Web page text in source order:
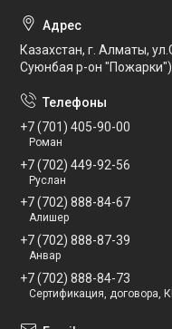
Казахстан, г. Алматы,
Суюнбая р-он
+7 (701) 405-90-00
Роман
+7 (702) 449-92-56
Руслан
+7 (702) 888-84-67
Алишер
+7 (702) 888-87-39
Анвар
+7 (702) 888-84-73
Сертификация, договора,